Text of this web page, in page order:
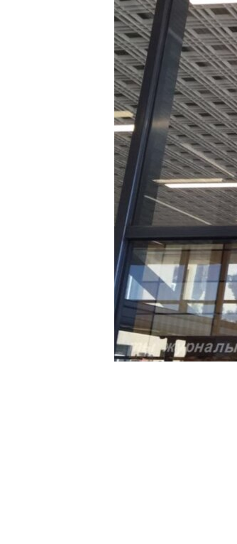
КРЫМ.НЕПОКОРЕННЫЙ
УКРАИНСКАЯ ПРОБЛЕМА КРЫМА